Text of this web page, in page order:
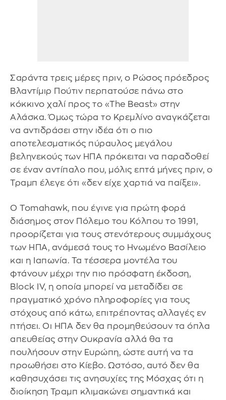
Σαράντα τρεις μέρες πριν, ο Ρώσος πρόεδρος
Βλαντίμιρ Πούτιν περπατούσε πάνω στο
κόκκινο χαλί προς το «The Beast» στην
Αλάσκα. Όμως τώρα το Κρεμλίνο αναγκάζεται
να αντιδράσει στην ιδέα ότι ο πιο
αποτελεσματικός πύραυλος μεγάλου
βεληνεκούς των ΗΠΑ πρόκειται να παραδοθεί
σε έναν αντίπαλο που, μόλις επτά μήνες πριν, ο
Τραμπ έλεγε ότι «δεν είχε χαρτιά να παίξει».
Ο Tomahawk, που έγινε για πρώτη φορά
διάσημος στον Πόλεμο του Κόλπου το 1991,
προορίζεται για τους στενότερους συμμάχους
των ΗΠΑ, ανάμεσά τους το Ηνωμένο Βασίλειο
και η Ιαπωνία. Τα τέσσερα μοντέλα του
φτάνουν μέχρι την πιο πρόσφατη έκδοση,
Block IV, η οποία μπορεί να μεταδίδει σε
πραγματικό χρόνο πληροφορίες για τους
στόχους από κάτω, επιτρέποντας αλλαγές εν
πτήσει. Οι ΗΠΑ δεν θα προμηθεύσουν τα όπλα
απευθείας στην Ουκρανία αλλά θα τα
πουλήσουν στην Ευρώπη, ώστε αυτή να τα
προωθήσει στο Κίεβο. Ωστόσο, αυτό δεν θα
καθησυχάσει τις ανησυχίες της Μόσχας ότι η
διοίκηση Τραμπ κλιμακώνει σημαντικά και